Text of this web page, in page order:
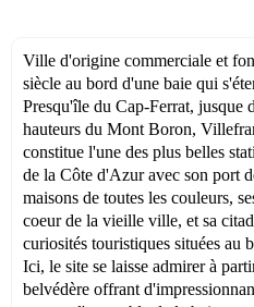
Ville d'origine commerciale et
siècle au bord d'une baie qui
Presqu'île du Cap-Ferrat, jusque
hauteurs du Mont Boron,
constitue l'une des plus belles
de la Côte d'Azur avec son port
maisons de toutes les couleurs,
coeur de la vieille ville, et sa
curiosités touristiques situées au
Ici, le site se laisse admirer à
belvédère offrant